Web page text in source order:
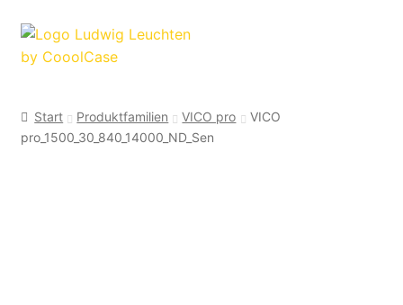
Zur
Navigation
Zum
Inhalt
Start Produktfamilien VICO pro
VICO
pro_1500_30_840_14000_ND_Sen